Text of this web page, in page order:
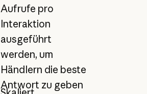
Aufrufe pro
Interaktion
ausgeführt
werden, um
Händlern die beste
Antwort zu geben